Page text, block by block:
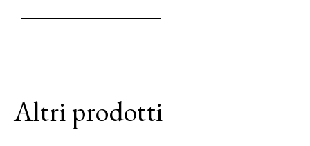
Altri prodotti